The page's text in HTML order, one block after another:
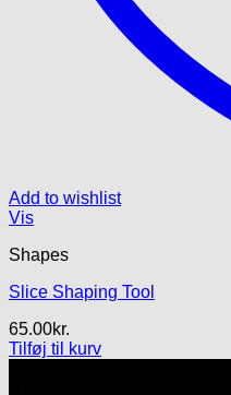
Add to wishlist
Vis
Shapes
Slice Shaping Tool
65.00kr.
Tilføj til kurv